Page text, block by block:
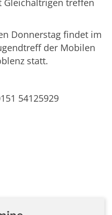
treffen
Donnerstag findet im
der Mobilen
statt.
54125929